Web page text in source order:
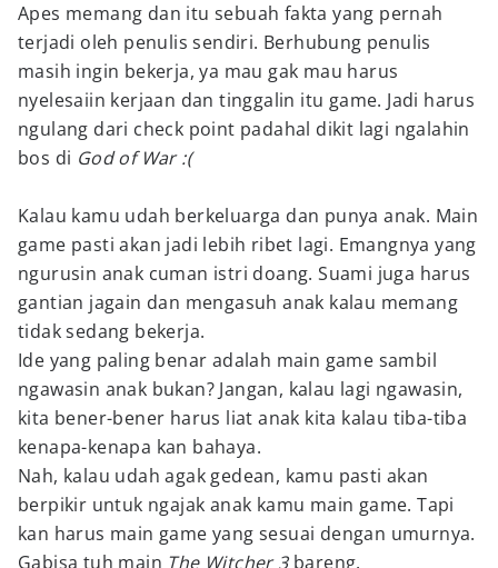
Apes memang dan itu sebuah fakta yang pernah
terjadi oleh penulis sendiri. Berhubung penulis
masih ingin bekerja, ya mau gak mau harus
nyelesaiin kerjaan dan tinggalin itu game. Jadi harus
ngulang dari check point padahal dikit lagi ngalahin
bos di God of War :(
Kalau kamu udah berkeluarga dan punya anak. Main
game pasti akan jadi lebih ribet lagi. Emangnya yang
ngurusin anak cuman istri doang. Suami juga harus
gantian jagain dan mengasuh anak kalau memang
tidak sedang bekerja.
Ide yang paling benar adalah main game sambil
ngawasin anak bukan? Jangan, kalau lagi ngawasin,
kita bener-bener harus liat anak kita kalau tiba-tiba
kenapa-kenapa kan bahaya.
Nah, kalau udah agak gedean, kamu pasti akan
berpikir untuk ngajak anak kamu main game. Tapi
kan harus main game yang sesuai dengan umurnya.
Gabisa tuh main The Witcher 3 bareng.